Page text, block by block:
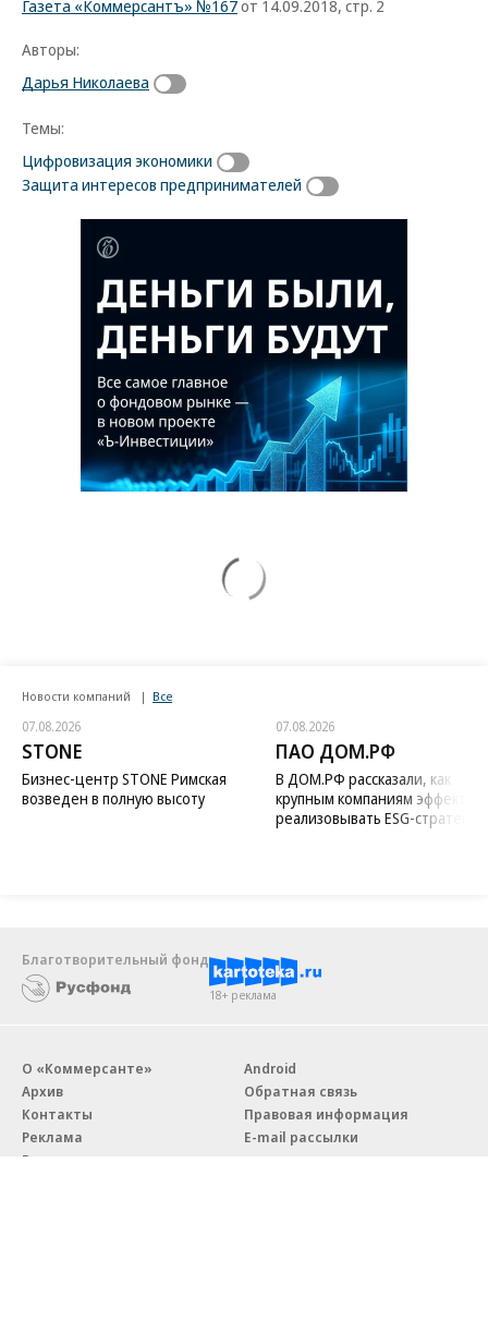
Газета «Коммерсантъ» №167от 14.09.2018, стр. 2
Авторы:
Дарья Николаева
Темы:
Цифровизация экономики
Защита интересов предпринимателей
Новости компаний Все
07.08.2026
STONE
Бизнес-центр STONE Римская
возведен в полную высоту
07.08.2026
ПАО ДОМ.РФ
В ДОМ.РФ рассказали, как
крупным компаниям
реализовывать ESG-стратегию
Благотворительный фонд
18+ реклама
О «Коммерсанте»
Архив
Контакты
Реклама
Вакансии
Android
Обратная связь
Правовая информация
E-mail рассылки